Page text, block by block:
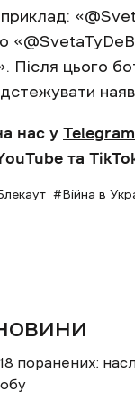
Після цього
нас у Telegram
та
Війна в
поранених: